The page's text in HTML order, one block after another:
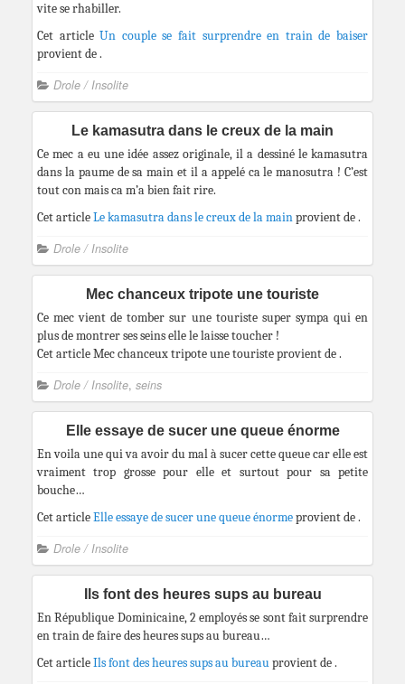
vite se rhabiller.
Cet articleUn couple se fait surprendre en train de baiser
provient de.
Drole / Insolite
Le kamasutra dans le creux de la main
Ce mec a eu une idée assez originale, il a dessiné le kamasutra
dans la paume de sa main et il a appelé ca le manosutra ! C’est
tout con mais ca m’a bien fait rire.
Cet articleLe kamasutra dans le creux de la mainprovient de.
Drole / Insolite
Mec chanceux tripote une touriste
Ce mec vient de tomber sur une touriste super sympa qui en
plus de montrer ses seins elle le laisse toucher !
Cet article Mec chanceux tripote une touriste provient de .
Drole / Insolite, seins
Elle essaye de sucer une queue énorme
En voila une qui va avoir du mal à sucer cette queue car elle est
vraiment trop grosse pour elle et surtout pour sa petite
bouche…
Cet articleElle essaye de sucer une queue énormeprovient de.
Drole / Insolite
Ils font des heures sups au bureau
En République Dominicaine, 2 employés se sont fait surprendre
en train de faire des heures sups au bureau…
Cet articleIls font des heures sups au bureauprovient de.